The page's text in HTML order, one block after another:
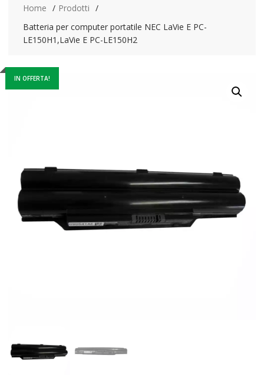
Home
Prodotti
Batteria per computer portatile NEC LaVie E PC-
LE150H1,LaVie E PC-LE150H2
IN OFFERTA!